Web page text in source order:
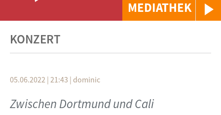
MEDIATHEK
KONZERT
05.06.2022 | 21:43 | dominic
Zwischen Dortmund und Cali